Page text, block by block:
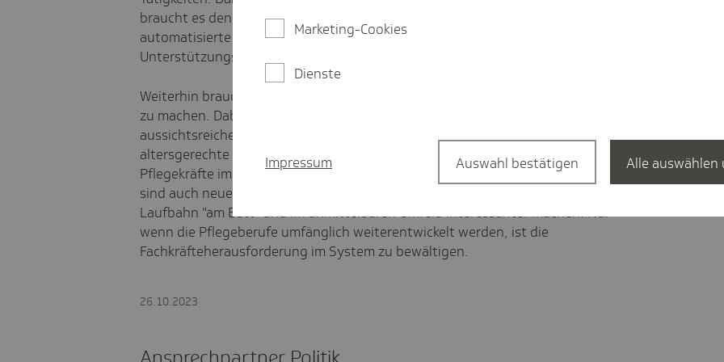
braucht es den effektiven Rückbau von Bürokratie. Ein Mittel können dabei
automatisierte Dateneingaben oder KI-basierende
Unterstützungssysteme für die Dokumentation sein.
Weiterhin braucht es gebündelte Maßnahmen, um die Pflegeberufe attraktiver
zu machen. Dabei sind Rückkehrangebote nach einer beruflichen Auszeit eine
aussichtsreiche Maßnahme. Außerdem braucht es eine familien- und
altersgerechte Arbeitsorganisation, mit der sich sozial stark eingebundene
Pflegekräfte im Beruf halten lassen. Mit Blick auf die jüngeren Generationen
sind auch neue Karrierepfade und Aufgabenfelder wichtig, die die berufliche
Laufbahn "am Bett" und im unmittelbaren Umfeld interessanter machen. Nur
wenn die Pflegeberufe umfänglich weiterentwickelt werden, ist die
Fachkräfteherausforderung im System zu bewältigen.
26.10.2023
Marketing-Cookies
Dienste
Impressum Auswahl bestätigen Alle auswählen